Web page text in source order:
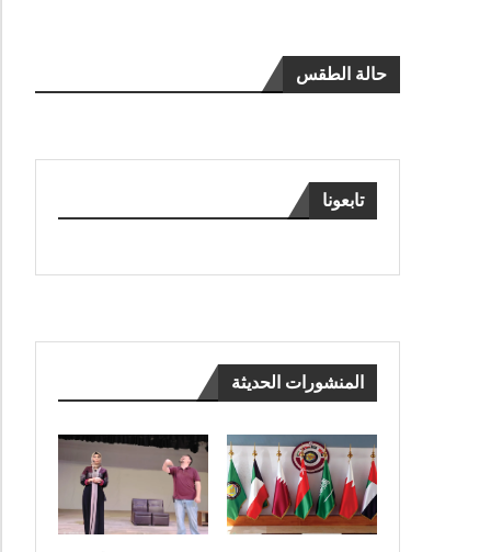
حالة الطقس
تابعونا
المنشورات الحديثة